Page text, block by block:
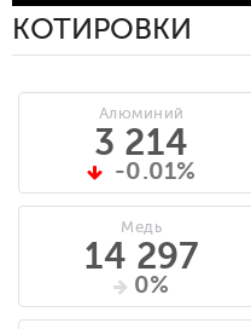
КОТИРОВКИ
Алюминий
3 214
-0.01%
Медь
14 297
0%